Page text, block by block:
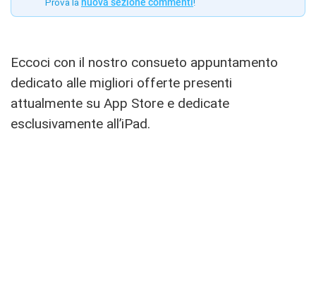
Eccoci con il nostro consueto appuntamento
dedicato alle migliori offerte presenti
attualmente su App Store e dedicate
esclusivamente all’iPad.